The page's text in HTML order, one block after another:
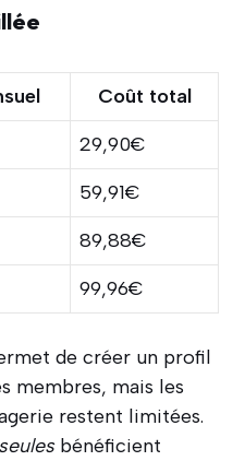
Coût total
29,90€
59,91€
89,88€
99,96€
de créer un profil
membres, mais les
restent limitées.
bénéficient